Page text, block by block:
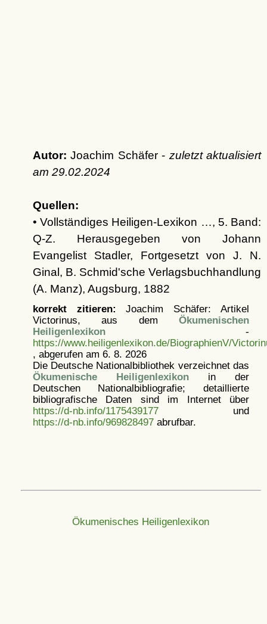
Autor: Joachim Schäfer - zuletzt aktualisiert
am 29.02.2024
Quellen:
• Vollständiges Heiligen-Lexikon …, 5. Band:
Q-Z. Herausgegeben von Johann
Evangelist Stadler, Fortgesetzt von J. N.
Ginal, B. Schmid'sche Verlagsbuchhandlung
(A. Manz), Augsburg, 1882
korrekt zitieren: Joachim Schäfer: Artikel
Victorinus, aus dem Ökumenischen
Heiligenlexikon-
https://www.heiligenlexikon.de/BiographienV/
, abgerufen am 6. 8. 2026
Die Deutsche Nationalbibliothek verzeichnet das
Ökumenische Heiligenlexikonin der
Deutschen Nationalbibliografie; detaillierte
bibliografische Daten sind im Internet über
https://d-nb.info/1175439177und
https://d-nb.info/969828497abrufbar.
Ökumenisches Heiligenlexikon